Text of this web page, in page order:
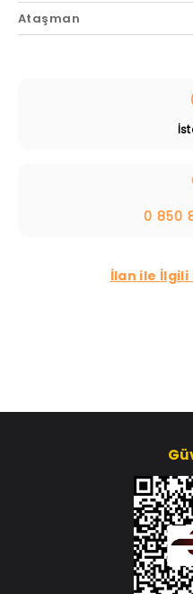
Ataşman
0 850
İlan ile